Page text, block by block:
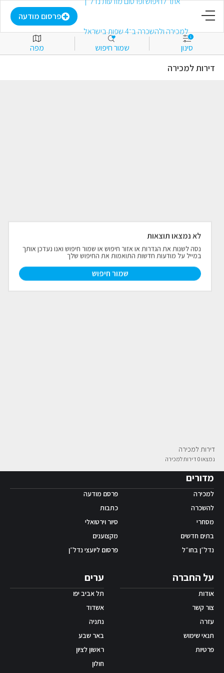
פרסום מודעה
פרסום מודעה
מסחרי
פרויקטים חדשים
נדל"ן בחו"ל
אפליקציית ‫Android
1
סינון שמור חיפוש מפה
דירות למכירה
לא נמצאו תוצאות
נסה לשנות את הגדרות או אזור חיפוש או שמור חיפוש ואנו נעדכן אותך
במייל על מודעות חדשות התואמות את החיפוש שלך
שמור חיפוש
דירות למכירה
נמצאו 0 דירות למכירה
מדורים
למכירה
להשכרה
מסחרי
בתים חדשים
נדל״ן בחו״ל
פרסם מודעה
כתבות
סיור וירטואלי
מקצוענים
פרסום ליועצי נדל״ן
ערים
תל אביב יפו
אשדוד
נתניה
באר שבע
ראשון לציון
חולון
על החברה
אודות
צור קשר
עזרה
תנאי שימוש
פרטיות